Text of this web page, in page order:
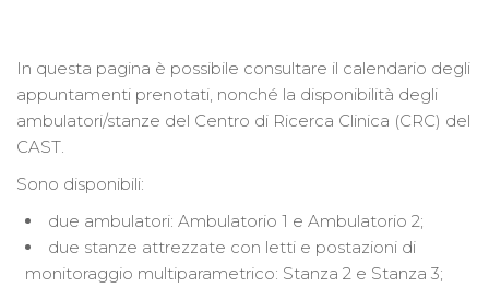
In questa pagina è possibile consultare il calendario degli
appuntamenti prenotati, nonché la disponibilità degli
ambulatori/stanze del Centro di Ricerca Clinica (CRC) del
CAST.
Sono disponibili:
due ambulatori: Ambulatorio 1 e Ambulatorio 2;
due stanze attrezzate con letti e postazioni di
monitoraggio multiparametrico: Stanza 2 e Stanza 3;